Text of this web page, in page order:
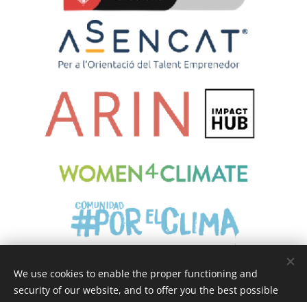
We use cookies to enable the proper functioning and
security of our website, and to offer you the best possible